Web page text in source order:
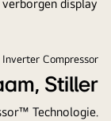
Inverter Compressor
Stiller
Technologie.